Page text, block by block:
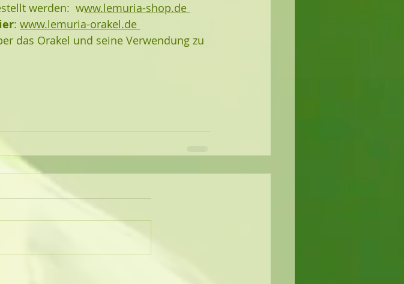
werden:  www.lemuria-shop.de
: www.lemuria-orakel.de
das Orakel und seine Verwendung zu